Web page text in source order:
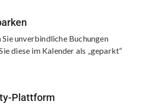
unverbindliche Buchungen
diese im Kalender als „geparkt“
Plattform